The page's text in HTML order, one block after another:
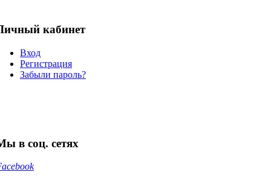
кабинет
Вход
Регистрация
Забыли пароль?
в соц. сетях